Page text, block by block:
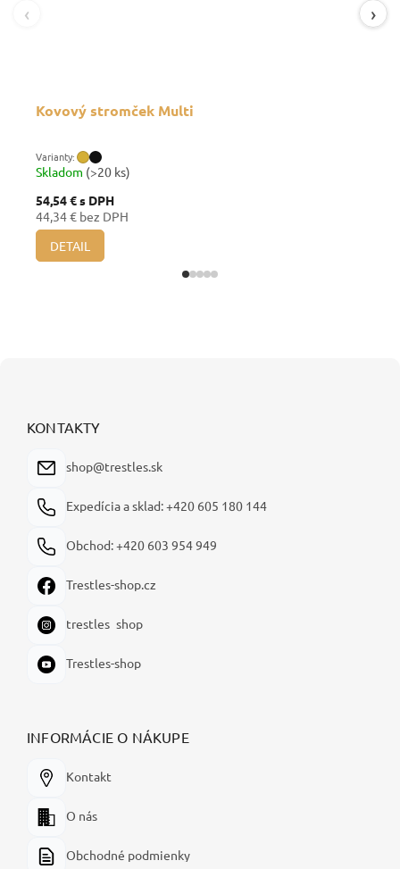
Kovový stromček Multi
Skladom (>20 ks)
54,54 €s DPH
44,34 € bez DPH
DETAIL
‹ ›
KONTAKTY
shop@trestles.sk
Expedícia a sklad: +420 605 180 144
Obchod: +420 603 954 949
Trestles-shop.cz
trestles_shop
Trestles-shop
INFORMÁCIE O NÁKUPE
Kontakt
O nás
Obchodné podmienky